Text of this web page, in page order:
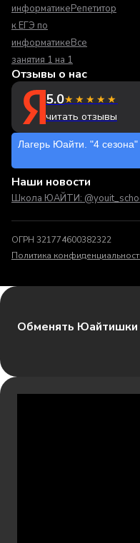
информатикеРепетитор
к ЕГЭ по
информатикеВсе
занятия 1 на 1
Отзывы о нас
5.0★★★★★
читать отзывы
Лагерь Юайти. "4 сезона"
Наши новости
Школа ЮАЙТИ:
ОГРН 321774600382322
Политика
Обменять Юайтишки